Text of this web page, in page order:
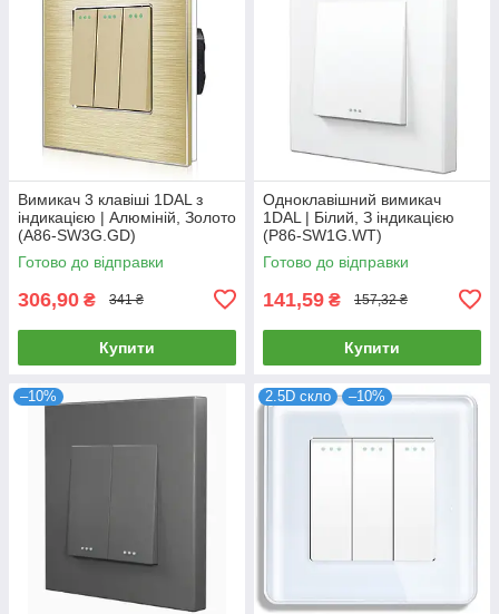
Вимикач 3 клавіші 1DAL з
індикацією | Алюміній, Золото
(А86-SW3G.GD)
Готово до відправки
306,90 ₴ 341 ₴
Купити
Одноклавішний вимикач
1DAL | Білий, З індикацією
(P86-SW1G.WT)
Готово до відправки
141,59 ₴ 157,32 ₴
Купити
–10% 2.5D скло –10%